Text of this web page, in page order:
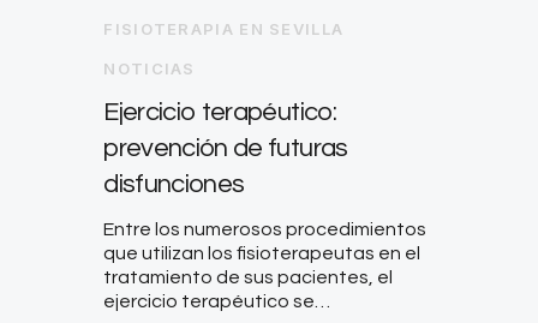
FISIOTERAPIA EN SEVILLA
NOTICIAS
Ejercicio terapéutico:
prevención de futuras
disfunciones
Entre los numerosos procedimientos
que utilizan los fisioterapeutas en el
tratamiento de sus pacientes, el
ejercicio terapéutico se…